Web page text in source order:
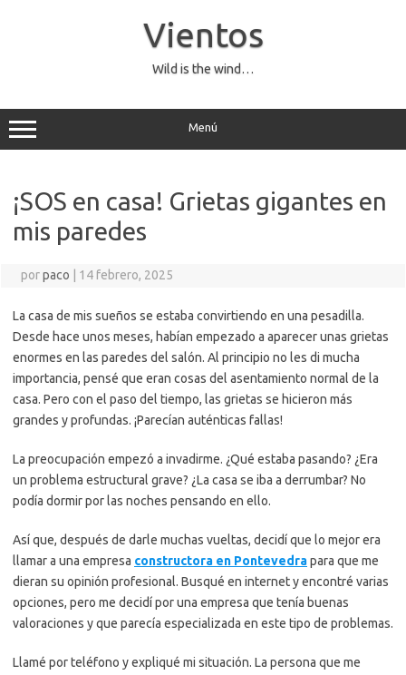
Vientos
Wild is the wind…
Menú
¡SOS en casa! Grietas gigantes en
mis paredes
porpaco 14 febrero, 2025
La casa de mis sueños se estaba convirtiendo en una pesadilla.
Desde hace unos meses, habían empezado a aparecer unas grietas
enormes en las paredes del salón. Al principio no les di mucha
importancia, pensé que eran cosas del asentamiento normal de la
casa. Pero con el paso del tiempo, las grietas se hicieron más
grandes y profundas. ¡Parecían auténticas fallas!
La preocupación empezó a invadirme. ¿Qué estaba pasando? ¿Era
un problema estructural grave? ¿La casa se iba a derrumbar? No
podía dormir por las noches pensando en ello.
Así que, después de darle muchas vueltas, decidí que lo mejor era
llamar a una empresa constructora en Pontevedrapara que me
dieran su opinión profesional. Busqué en internet y encontré varias
opciones, pero me decidí por una empresa que tenía buenas
valoraciones y que parecía especializada en este tipo de problemas.
Llamé por teléfono y expliqué mi situación. La persona que me